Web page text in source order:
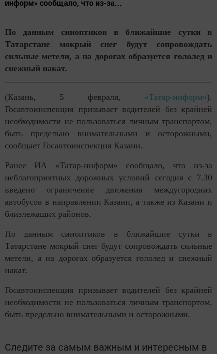
информ» сообщало, что из-за...
По данным синоптиков в ближайшие сутки в
Татарстане мокрый снег будут сопровождать
сильные метели, а на дорогах образуется гололед и
снежный накат.
(Казань, 5 февраля, «Татар-информ»).
Госавтоинспекция призывает водителей без крайней
необходимости не пользоваться личным транспортом,
быть предельно внимательными и осторожными,
сообщает Госавтоинспекция Казани.
Ранее ИА «Татар-информ» сообщало, что из-за
неблагоприятных дорожных условий сегодня с 7.30
введено ограничение движения междугородних
автобусов в направлении Казани, а также из Казани и
близлежащих районов.
По данным синоптиков в ближайшие сутки в
Татарстане мокрый снег будут сопровождать сильные
метели, а на дорогах образуется гололед и снежный
накат.
Госавтоинспекция призывает водителей без крайней
необходимости не пользоваться личным транспортом,
быть предельно внимательными и осторожными.
Следите за самым важным и интересным в